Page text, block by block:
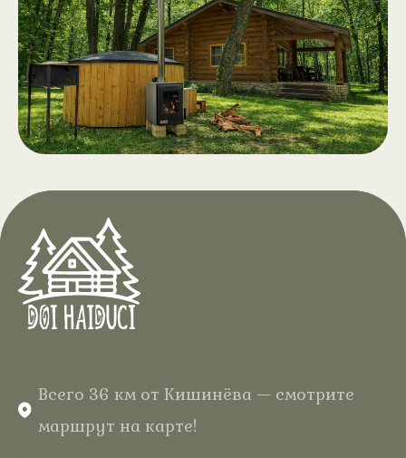
Бассейны для взрослых и детей,
чистая вода и просторная зона
отдыха с напитками и закусками.
Открытие в апреле 2026 года.
В отеле «Дой Хайдуки» в сердце
Кодр вас ждёт полный отдых
среди леса, в вашем домике из
натурального дерева с тёплой
Чан на дровах с
аэромассажем
Всего 36 км от Кишинёва — смотрите
маршрут на карте!